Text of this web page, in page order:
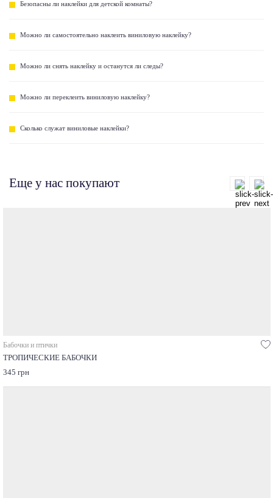
Безопасны ли наклейки для детской комнаты?
Можно ли самостоятельно наклеить виниловую наклейку?
Можно ли снять наклейку и останутся ли следы?
Можно ли переклеить виниловую наклейку?
Сколько служат виниловые наклейки?
Еще у нас покупают
Бабочки и птички
ТРОПИЧЕСКИЕ БАБОЧКИ
345 грн